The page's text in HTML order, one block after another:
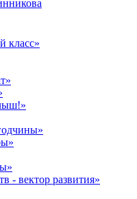
класс»
- вектор развития»